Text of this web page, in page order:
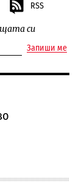
RSS
си
Запиши ме